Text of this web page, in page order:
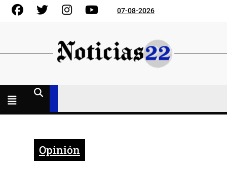
Skip
FacebookGorjeo InstagramYouTube07-08-2026
Opinión